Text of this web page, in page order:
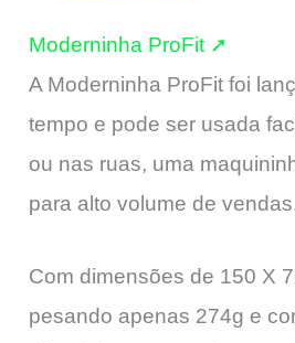
Moderninha ProFit ➚
A Moderninha ProFit foi
tempo e pode ser usada
ou nas ruas, uma
para alto volume de
Com dimensões de 150 X
pesando apenas 274g e